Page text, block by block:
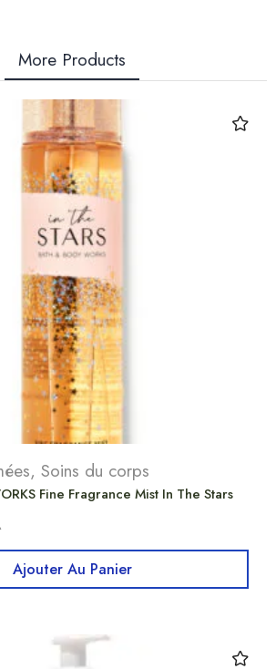
More Products
, Soins du corps
Fine Fragrance Mist In The Stars
Ajouter Au Panier